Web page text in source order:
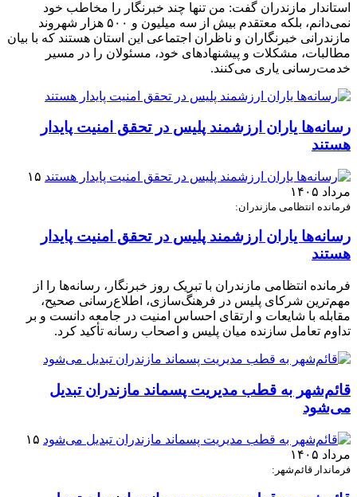
استاندار مازندران گفت: من تنها چند خبرنگار را مخاطب خود
نمی‌دانم، بلکه معتقدم بیش از سه میلیون و ۵۰۰ هزار شهروند
مازندرانی خبرنگاران و ناظران اجتماعی این استان هستند که با بیان
مطالبات، مشکلات و پیشنهادهای خود، مسئولان را در مسیر
خدمت‌رسانی یاری می‌کنند.
رسانه‌ها یاران ارزشمند پلیس در تحقق امنیت پایدار
هستند
۱۵
مرداد ۱۴۰۵
فرمانده انتظامی مازندران:
رسانه‌ها یاران ارزشمند پلیس در تحقق امنیت پایدار
هستند
فرمانده انتظامی مازندران با تبریک روز خبرنگار، رسانه‌ها را از
مهم‌ترین شرکای پلیس در فرهنگ‌سازی، اطلاع‌رسانی صحیح،
مقابله با شایعات و ارتقای احساس امنیت در جامعه دانست و بر
تداوم تعامل سازنده میان پلیس و اصحاب رسانه تأکید کرد.
قائم‌شهر به قطب مدیریت پسماند مازندران تبدیل
می‌شود
۱۵
مرداد ۱۴۰۵
فرماندار قائم‌شهر: